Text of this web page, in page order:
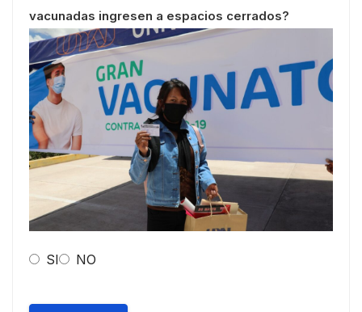
vacunadas ingresen a espacios cerrados?
SI NO